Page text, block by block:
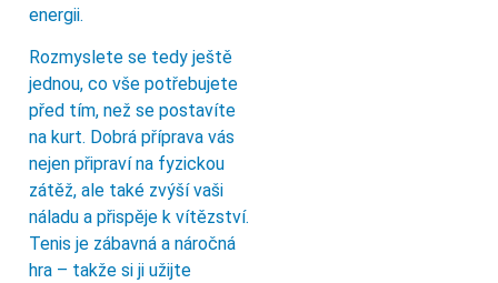
energii.
Rozmyslete se tedy ještě
jednou, co vše potřebujete
před tím, než se postavíte
na kurt. Dobrá příprava vás
nejen připraví na fyzickou
zátěž, ale také zvýší vaši
náladu a přispěje k vítězství.
Tenis je zábavná a náročná
hra – takže si ji užijte